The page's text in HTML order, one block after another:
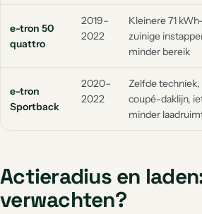
e-tron 50
quattro
2019–
2022
Kleinere 71
zuinige
minder bereik
e-tron
Sportback
2020–
2022
Zelfde techniek,
coupé-daklijn,
minder
Actieradius en
verwachten?